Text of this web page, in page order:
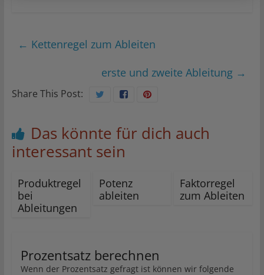
← Kettenregel zum Ableiten
erste und zweite Ableitung →
Share This Post:
Das könnte für dich auch
interessant sein
Produktregel
bei
Ableitungen
Potenz
ableiten
Faktorregel
zum Ableiten
Prozentsatz berechnen
Wenn der Prozentsatz gefragt ist können wir folgende